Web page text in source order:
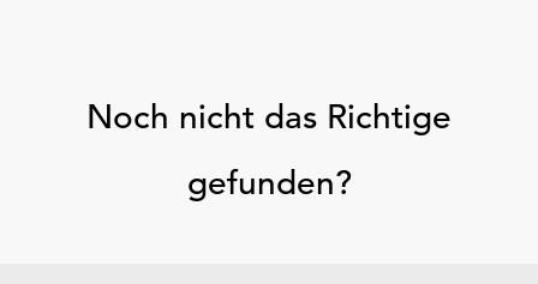
Noch nicht das Richtige
gefunden?